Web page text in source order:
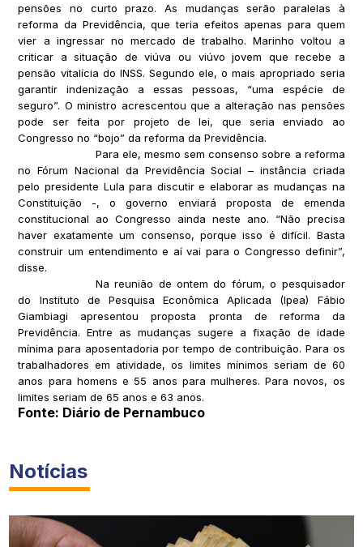
pensões no curto prazo. As mudanças serão paralelas à
reforma da Previdência, que teria efeitos apenas para quem
vier a ingressar no mercado de trabalho. Marinho voltou a
criticar a situação de viúva ou viúvo jovem que recebe a
pensão vitalícia do INSS. Segundo ele, o mais apropriado seria
garantir indenização a essas pessoas, “uma espécie de
seguro”. O ministro acrescentou que a alteração nas pensões
pode ser feita por projeto de lei, que seria enviado ao
Congresso no “bojo” da reforma da Previdência.
Para ele, mesmo sem consenso sobre a reforma
no Fórum Nacional da Previdência Social – instância criada
pelo presidente Lula para discutir e elaborar as mudanças na
Constituição -, o governo enviará proposta de emenda
constitucional ao Congresso ainda neste ano. “Não precisa
haver exatamente um consenso, porque isso é difícil. Basta
construir um entendimento e aí vai para o Congresso definir”,
disse.
Na reunião de ontem do fórum, o pesquisador
do Instituto de Pesquisa Econômica Aplicada (Ipea) Fábio
Giambiagi apresentou proposta pronta de reforma da
Previdência. Entre as mudanças sugere a fixação de idade
mínima para aposentadoria por tempo de contribuição. Para os
trabalhadores em atividade, os limites mínimos seriam de 60
anos para homens e 55 anos para mulheres. Para novos, os
limites seriam de 65 anos e 63 anos.
Fonte: Diário de Pernambuco
Notícias